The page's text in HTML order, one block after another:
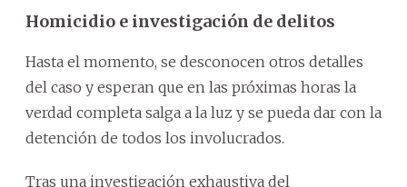
Homicidio e investigación de delitos
Hasta el momento, se desconocen otros detalles
del caso y esperan que en las próximas horas la
verdad completa salga a la luz y se pueda dar con la
detención de todos los involucrados.
Tras una investigación exhaustiva del